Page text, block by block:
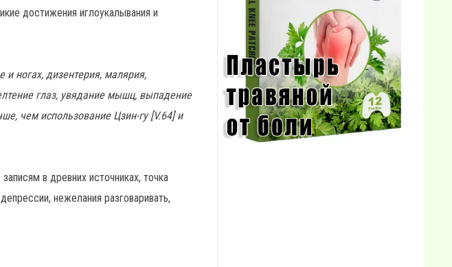
достижения иглоукалывания и
ногах, дизентерия, малярия,
глаз, увядание мышц, выпадение
чем использование Цзин-гу [V.64] и
в древних источниках, точка
нежелания разговаривать,